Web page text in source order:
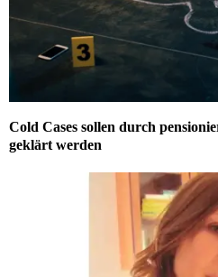
Cold Cases sollen durch
geklärt werden